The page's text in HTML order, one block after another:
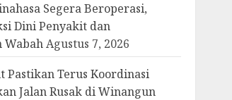
Segera Beroperasi,
Dini Penyakit dan
Wabah Agustus 7, 2026
Pastikan Terus Koordinasi
Jalan Rusak di Winangun